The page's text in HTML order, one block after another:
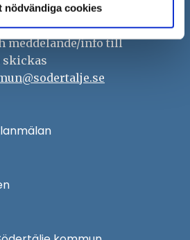
nödvändiga cookies
meddelande/info till
skickas